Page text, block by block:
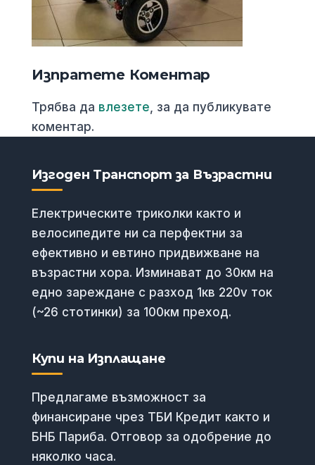
Изпратете Коментар
Трябва да влезете, за да публикувате
коментар.
Изгоден Транспорт за Възрастни
Електрическите триколки както и
велосипедите ни са перфектни за
ефективно и евтино придвижване на
възрастни хора. Изминават до 30км на
едно зареждане с разход 1кв 220v ток
(~26 стотинки) за 100км преход.
Купи на Изплащане
Предлагаме възможност за
финансиране чрез ТБИ Кредит както и
БНБ Париба. Отговор за одобрение до
няколко часа.